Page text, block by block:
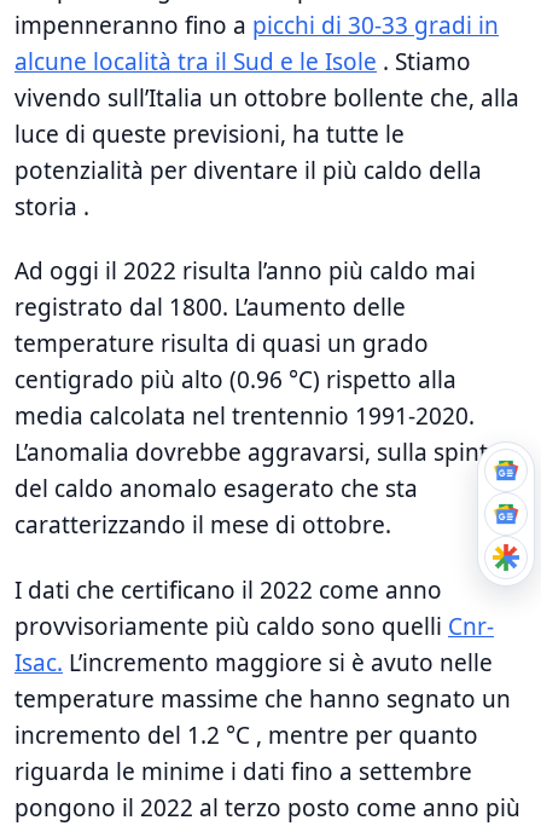
impenneranno fino a picchi di 30-33 gradi in
alcune località tra il Sud e le Isole . Stiamo
vivendo sull’Italia un ottobre bollente che, alla
luce di queste previsioni, ha tutte le
potenzialità per diventare il più caldo della
storia .
Ad oggi il 2022 risulta l’anno più caldo mai
registrato dal 1800. L’aumento delle
temperature risulta di quasi un grado
centigrado più alto (0.96 °C) rispetto alla
media calcolata nel trentennio 1991-2020.
L’anomalia dovrebbe aggravarsi, sulla spinta
del caldo anomalo esagerato che sta
caratterizzando il mese di ottobre.
I dati che certificano il 2022 come anno
provvisoriamente più caldo sono quelli Cnr-
Isac. L’incremento maggiore si è avuto nelle
temperature massime che hanno segnato un
incremento del 1.2 °C , mentre per quanto
riguarda le minime i dati fino a settembre
pongono il 2022 al terzo posto come anno più